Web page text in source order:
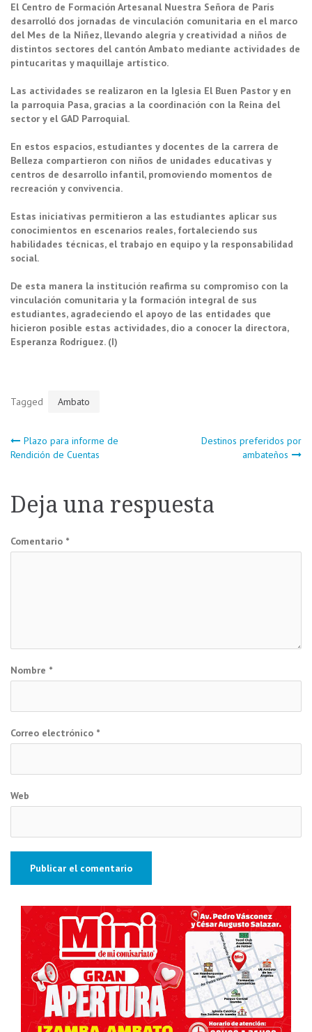
El Centro de Formación Artesanal Nuestra Señora de París
desarrolló dos jornadas de vinculación comunitaria en el marco
del Mes de la Niñez, llevando alegría y creatividad a niños de
distintos sectores del cantón Ambato mediante actividades de
pintucaritas y maquillaje artístico.
Las actividades se realizaron en la Iglesia El Buen Pastor y en
la parroquia Pasa, gracias a la coordinación con la Reina del
sector y el GAD Parroquial.
En estos espacios, estudiantes y docentes de la carrera de
Belleza compartieron con niños de unidades educativas y
centros de desarrollo infantil, promoviendo momentos de
recreación y convivencia.
Estas iniciativas permitieron a las estudiantes aplicar sus
conocimientos en escenarios reales, fortaleciendo sus
habilidades técnicas, el trabajo en equipo y la responsabilidad
social.
De esta manera la institución reafirma su compromiso con la
vinculación comunitaria y la formación integral de sus
estudiantes, agradeciendo el apoyo de las entidades que
hicieron posible estas actividades, dio a conocer la directora,
Esperanza Rodríguez. (I)
Tagged Ambato
Navegación
entradas
Plazo para informe de
Rendición de Cuentas
Destinos preferidos por
ambateños
Deja una respuesta
Comentario *
Nombre *
Correo electrónico *
Web